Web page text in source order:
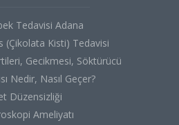
Tedavisi Adana
(Çikolata Kisti) Tedavisi
Gecikmesi, Söktürücü
Nedir, Nasıl Geçer?
Düzensizliği
Ameliyatı